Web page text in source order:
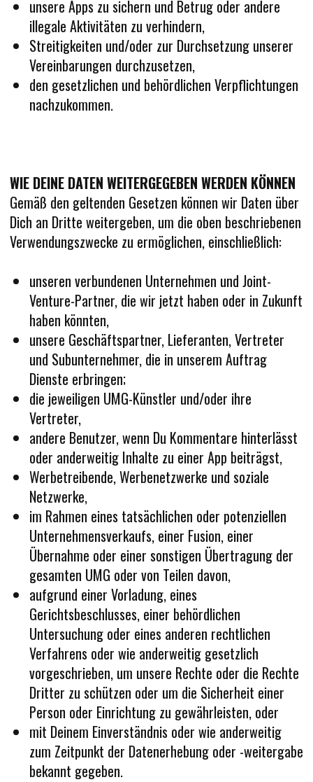
unsere Apps zu sichern und Betrug oder andere
illegale Aktivitäten zu verhindern,
Streitigkeiten und/oder zur Durchsetzung unserer
Vereinbarungen durchzusetzen,
den gesetzlichen und behördlichen Verpflichtungen
nachzukommen.
WIE DEINE DATEN WEITERGEGEBEN WERDEN KÖNNEN
Gemäß den geltenden Gesetzen können wir Daten über
Dich an Dritte weitergeben, um die oben beschriebenen
Verwendungszwecke zu ermöglichen, einschließlich:
unseren verbundenen Unternehmen und Joint-
Venture-Partner, die wir jetzt haben oder in Zukunft
haben könnten,
unsere Geschäftspartner, Lieferanten, Vertreter
und Subunternehmer, die in unserem Auftrag
Dienste erbringen;
die jeweiligen UMG-Künstler und/oder ihre
Vertreter,
andere Benutzer, wenn Du Kommentare hinterlässt
oder anderweitig Inhalte zu einer App beiträgst,
Werbetreibende, Werbenetzwerke und soziale
Netzwerke,
im Rahmen eines tatsächlichen oder potenziellen
Unternehmensverkaufs, einer Fusion, einer
Übernahme oder einer sonstigen Übertragung der
gesamten UMG oder von Teilen davon,
aufgrund einer Vorladung, eines
Gerichtsbeschlusses, einer behördlichen
Untersuchung oder eines anderen rechtlichen
Verfahrens oder wie anderweitig gesetzlich
vorgeschrieben, um unsere Rechte oder die Rechte
Dritter zu schützen oder um die Sicherheit einer
Person oder Einrichtung zu gewährleisten, oder
mit Deinem Einverständnis oder wie anderweitig
zum Zeitpunkt der Datenerhebung oder -weitergabe
bekannt gegeben.